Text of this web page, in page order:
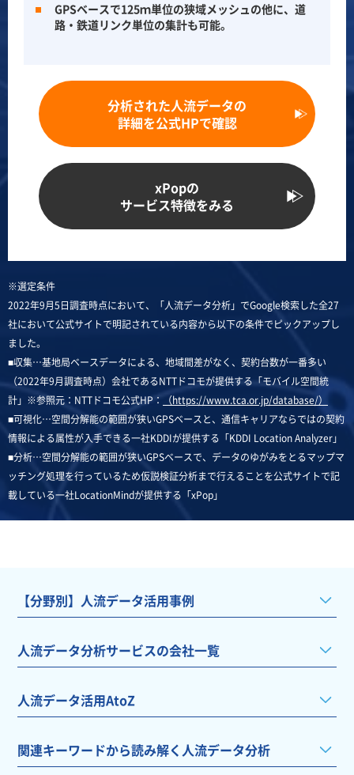
GPSベースで125ｍ単位の狭域メッシュの他に、道
路・鉄道リンク単位の集計も可能。
分析された人流データの
詳細を公式HPで確認
xPopの
サービス特徴をみる
※選定条件
2022年9月5日調査時点において、「人流データ分析」でGoogle検索した全27
社において公式サイトで明記されている内容から以下の条件でピックアップし
ました。
■収集…基地局ベースデータによる、地域間差がなく、契約台数が一番多い
（2022年9月調査時点）会社であるNTTドコモが提供する「モバイル空間統
計」※参照元：NTTドコモ公式HP：
（https://www.tca.or.jp/database/）
■可視化…空間分解能の範囲が狭いGPSベースと、通信キャリアならではの契約
情報による属性が入手できる一社KDDIが提供する「KDDI Location Analyzer」
■分析…空間分解能の範囲が狭いGPSベースで、データのゆがみをとるマップマ
ッチング処理を行っているため仮説検証分析まで行えることを公式サイトで記
載している一社LocationMindが提供する「xPop」
【分野別】人流データ活用事例
人流データ分析サービスの会社一覧
人流データ活用AtoZ
関連キーワードから読み解く人流データ分析